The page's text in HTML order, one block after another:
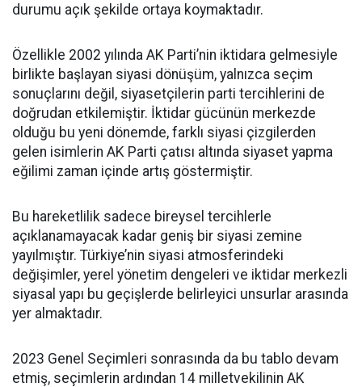
durumu açık şekilde ortaya koymaktadır.
Özellikle 2002 yılında AK Parti’nin iktidara gelmesiyle
birlikte başlayan siyasi dönüşüm, yalnızca seçim
sonuçlarını değil, siyasetçilerin parti tercihlerini de
doğrudan etkilemiştir. İktidar gücünün merkezde
olduğu bu yeni dönemde, farklı siyasi çizgilerden
gelen isimlerin AK Parti çatısı altında siyaset yapma
eğilimi zaman içinde artış göstermiştir.
Bu hareketlilik sadece bireysel tercihlerle
açıklanamayacak kadar geniş bir siyasi zemine
yayılmıştır. Türkiye’nin siyasi atmosferindeki
değişimler, yerel yönetim dengeleri ve iktidar merkezli
siyasal yapı bu geçişlerde belirleyici unsurlar arasında
yer almaktadır.
2023 Genel Seçimleri sonrasında da bu tablo devam
etmiş, seçimlerin ardından 14 milletvekilinin AK